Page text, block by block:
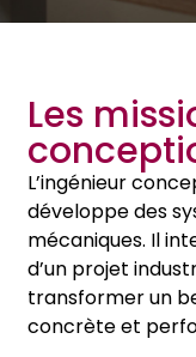
Les
L’ingénieur
développe des
mécaniques. Il
d’un projet
transformer un
concrète et